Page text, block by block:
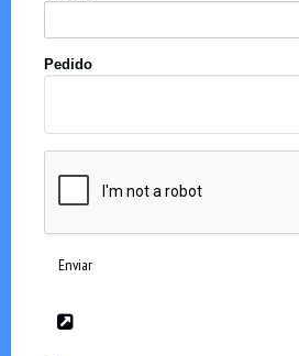
Pedido
Enviar